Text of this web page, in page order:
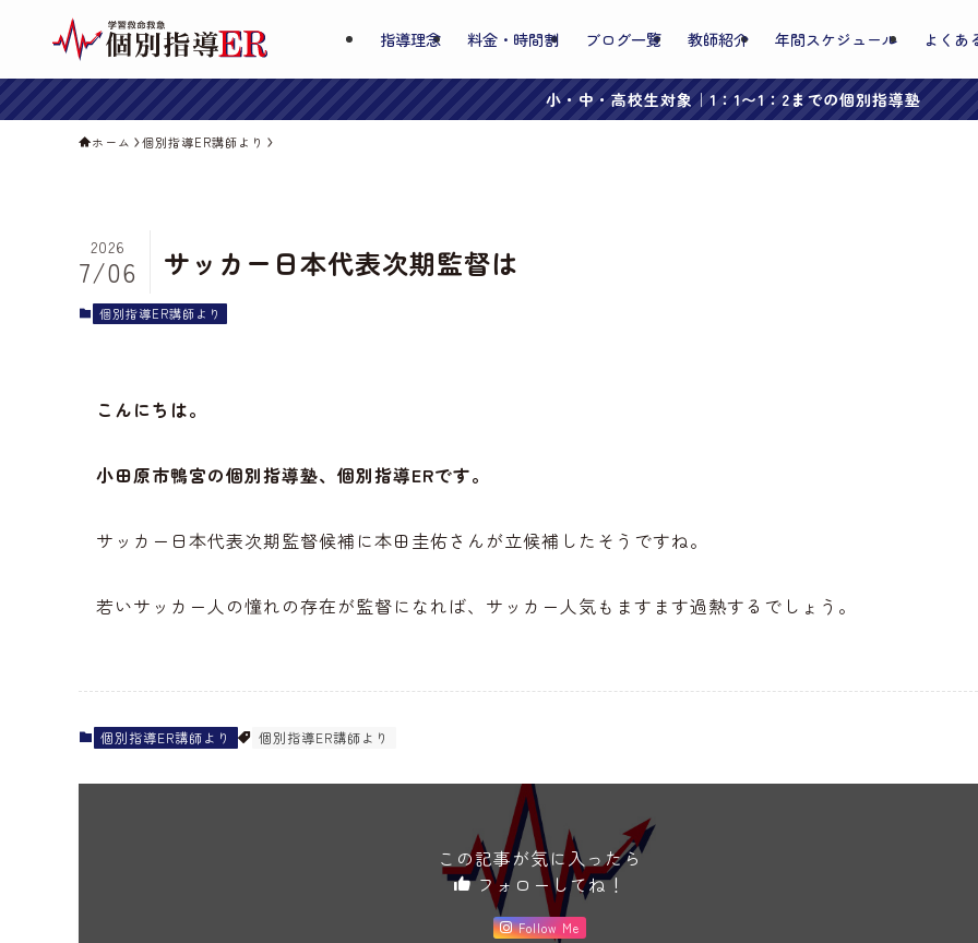
指導理念 料金・時間割 ブログ一覧 教師紹介 年間スケジュール よくあ
小・中・高校生対象｜1：1〜1：2までの個別指導塾
ホーム 個別指導ER講師より
サッカー日本代表次期監督は
2026
7/06
個別指導ER講師より
こんにちは。
小田原市鴨宮の個別指導塾、個別指導ERです。
サッカー日本代表次期監督候補に本田圭佑さんが立候補したそうですね。
若いサッカー人の憧れの存在が監督になれば、サッカー人気もますます過熱するでしょう。
個別指導ER講師より 個別指導ER講師より
この記事が気に入ったら
フォローしてね！
Follow Me